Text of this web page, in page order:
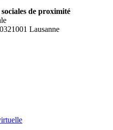
de proximité
1001 Lausanne